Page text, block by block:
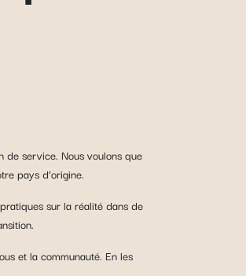
de service. Nous voulons que
pays d’origine.
sur la réalité dans de
et la communauté. En les